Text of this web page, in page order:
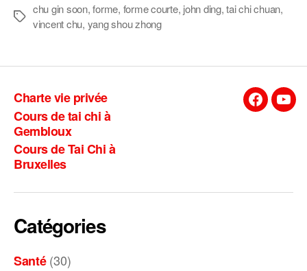
Étiquettes
chu gin soon,forme, forme courte, john ding,tai chi chuan,
vincent chu, yang shou zhong
Charte vie privée
Cours de tai chi à
Gembloux
Cours de Tai Chi à
Bruxelles
Facebook
Catégories
Santé(30)